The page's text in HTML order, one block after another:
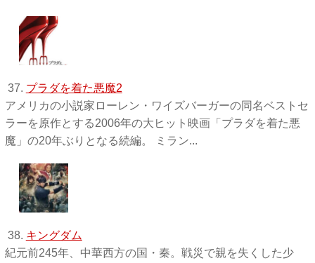
37. プラダを着た悪魔2
アメリカの小説家ローレン・ワイズバーガーの同名ベストセ
ラーを原作とする2006年の大ヒット映画「プラダを着た悪
魔」の20年ぶりとなる続編。 ミラン...
38. キングダム
紀元前245年、中華西方の国・秦。戦災で親を失くした少